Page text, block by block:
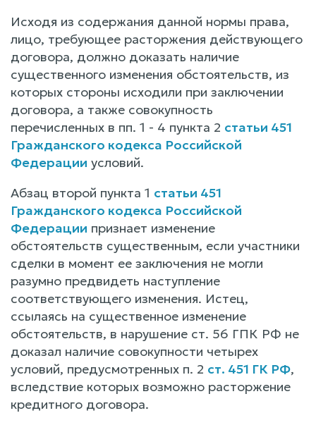
Исходя из содержания данной нормы права,
лицо, требующее расторжения действующего
договора, должно доказать наличие
существенного изменения обстоятельств, из
которых стороны исходили при заключении
договора, а также совокупность
перечисленных в пп. 1 - 4 пункта 2 статьи 451
Гражданского кодекса Российской
Федерации условий.
Абзац второй пункта 1 статьи 451
Гражданского кодекса Российской
Федерации признает изменение
обстоятельств существенным, если участники
сделки в момент ее заключения не могли
разумно предвидеть наступление
соответствующего изменения. Истец,
ссылаясь на существенное изменение
обстоятельств, в нарушение ст. 56 ГПК РФ не
доказал наличие совокупности четырех
условий, предусмотренных п. 2 ст. 451 ГК РФ,
вследствие которых возможно расторжение
кредитного договора.